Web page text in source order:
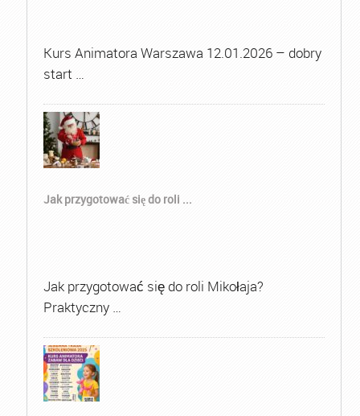
Kurs Animatora Warszawa 12.01.2026 – dobry
start …
Jak przygotować się do roli ...
Jak przygotować się do roli Mikołaja?
Praktyczny …